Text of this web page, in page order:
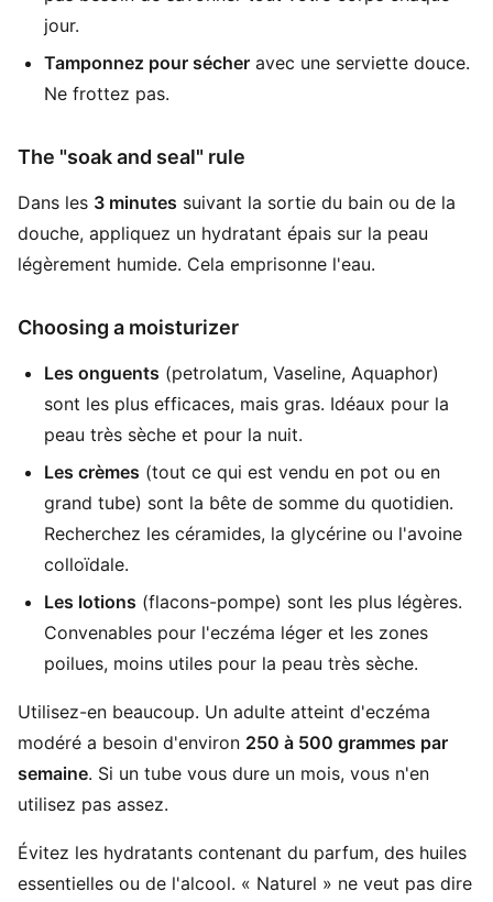
jour.
Tamponnez pour sécher avec une serviette douce.
Ne frottez pas.
The "soak and seal" rule
Dans les 3 minutes suivant la sortie du bain ou de la
douche, appliquez un hydratant épais sur la peau
légèrement humide. Cela emprisonne l'eau.
Choosing a moisturizer
Les onguents (petrolatum, Vaseline, Aquaphor)
sont les plus efficaces, mais gras. Idéaux pour la
peau très sèche et pour la nuit.
Les crèmes (tout ce qui est vendu en pot ou en
grand tube) sont la bête de somme du quotidien.
Recherchez les céramides, la glycérine ou l'avoine
colloïdale.
Les lotions (flacons-pompe) sont les plus légères.
Convenables pour l'eczéma léger et les zones
poilues, moins utiles pour la peau très sèche.
Utilisez-en beaucoup. Un adulte atteint d'eczéma
modéré a besoin d'environ 250 à 500 grammes par
semaine. Si un tube vous dure un mois, vous n'en
utilisez pas assez.
Évitez les hydratants contenant du parfum, des huiles
essentielles ou de l'alcool. « Naturel » ne veut pas dire